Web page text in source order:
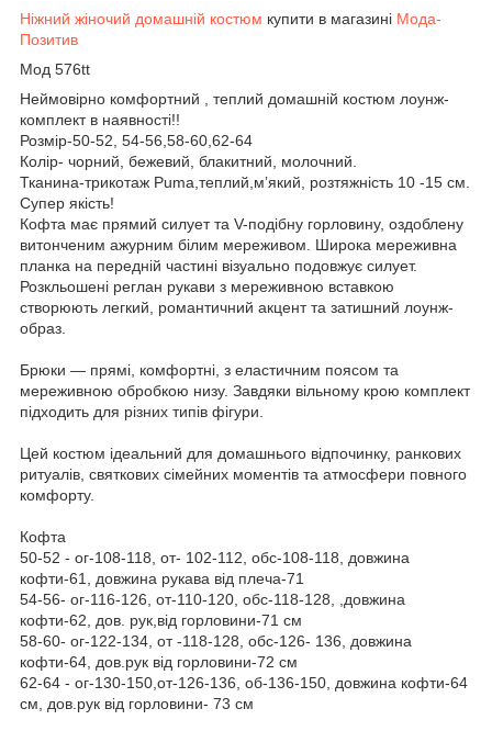
Ніжний жіночий домашній костюм купити в магазині Мода-
Позитив
Мод 576tt
Неймовірно комфортний , теплий домашній костюм лоунж-
комплект в наявності!!
Розмір-50-52, 54-56,58-60,62-64
Колір- чорний, бежевий, блакитний, молочний.
Тканина-трикотаж Puma,теплий,мʼякий, розтяжність 10 -15 см.
Супер якість!
Кофта має прямий силует та V-подібну горловину, оздоблену
витонченим ажурним білим мереживом. Широка мереживна
планка на передній частині візуально подовжує силует.
Розкльошені реглан рукави з мереживною вставкою
створюють легкий, романтичний акцент та затишний лоунж-
образ.
Брюки — прямі, комфортні, з еластичним поясом та
мереживною обробкою низу. Завдяки вільному крою комплект
підходить для різних типів фігури.
Цей костюм ідеальний для домашнього відпочинку, ранкових
ритуалів, святкових сімейних моментів та атмосфери повного
комфорту.
Кофта
50-52 - ог-108-118, от- 102-112, обс-108-118, довжина
кофти-61, довжина рукава від плеча-71
54-56- ог-116-126, от-110-120, обс-118-128, ,довжина
кофти-62, дов. рук,від горловини-71 см
58-60- ог-122-134, от -118-128, обс-126- 136, довжина
кофти-64, дов.рук від горловини-72 см
62-64 - ог-130-150,от-126-136, об-136-150, довжина кофти-64
см, дов.рук від горловини- 73 см